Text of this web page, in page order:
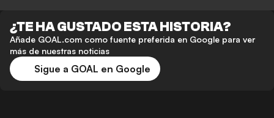
¿TE HA GUSTADO ESTA HISTORIA?
Añade GOAL.com como fuente preferida en Google para ver
más de nuestras noticias
Sigue a GOAL en Google